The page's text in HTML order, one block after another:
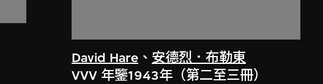
David Hare 、 安德烈．布勒東
VVV 年鑒1943年（第二至三冊）